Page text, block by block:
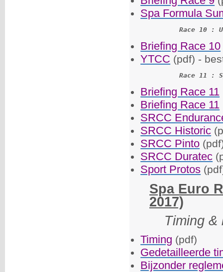
Spa Formula
Race 10 :
Briefing Race 10
YTCC (pdf) -
Race 11 :
Briefing Race 11
Briefing Race 11
SRCC
SRCC Historic
SRCC Pinto
SRCC Duratec
Sport Protos
Spa Euro
2017)
Timing &
Timing (pdf)
Gedetailleerde
Bijzonder